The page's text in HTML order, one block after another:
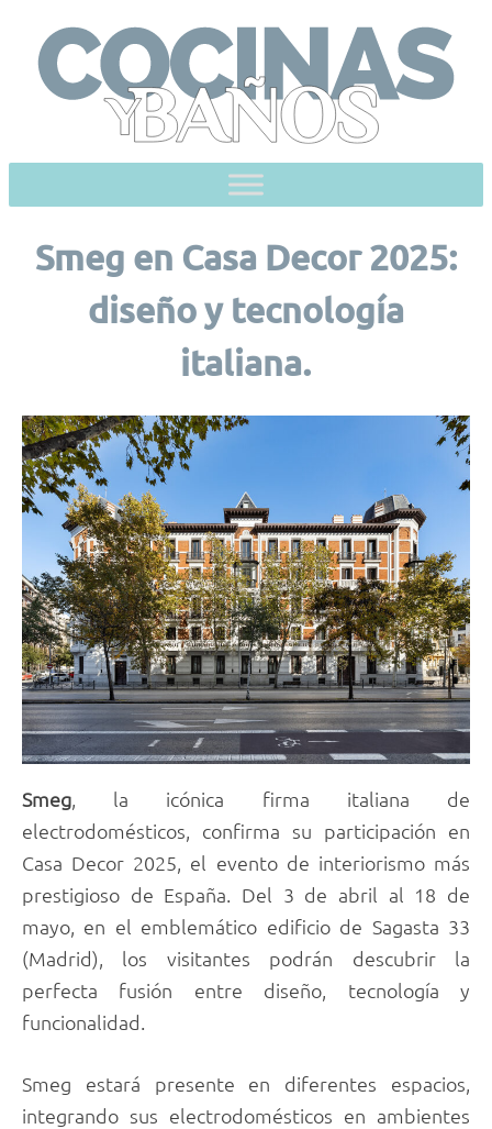
content
Smeg en Casa Decor 2025:
diseño y tecnología
italiana.
Smeg, la icónica firma italiana de
electrodomésticos, confirma su participación en
Casa Decor 2025, el evento de interiorismo más
prestigioso de España. Del 3 de abril al 18 de
mayo, en el emblemático edificio de Sagasta 33
(Madrid), los visitantes podrán descubrir la
perfecta fusión entre diseño, tecnología y
funcionalidad.
Smeg estará presente en diferentes espacios,
integrando sus electrodomésticos en ambientes